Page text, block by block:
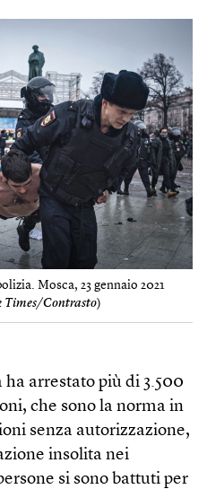
Mosca, 23 gennaio 2021
Times/Contrasto)
arrestato più di 3.500
che sono la norma in
senza autorizzazione,
insolita nei
si sono battuti per